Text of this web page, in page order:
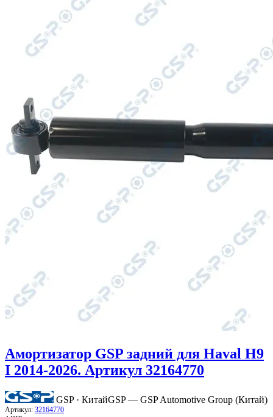
Амортизатор GSP задний для Haval H9
I 2014-2026. Артикул 32164770
GSP · КитайGSP — GSP Automotive Group (Китай)
Артикул: 32164770